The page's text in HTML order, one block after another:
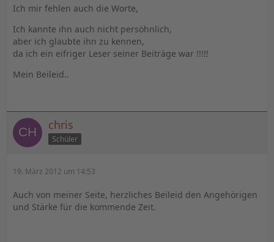
Ich mir fehlen auch die Worte,
Ich kannte ihn auch nicht persöhnlich,
aber ich glaubte ihn zu kennen,
da ich ein eifriger Leser seiner Beiträge war !!!!!
Mein Beileid..
chris
Schüler
19. März 2012 um 14:53
Auch von meiner Seite, herzliches Beileid den Angehörigen
und Stärke für die kommende Zeit.